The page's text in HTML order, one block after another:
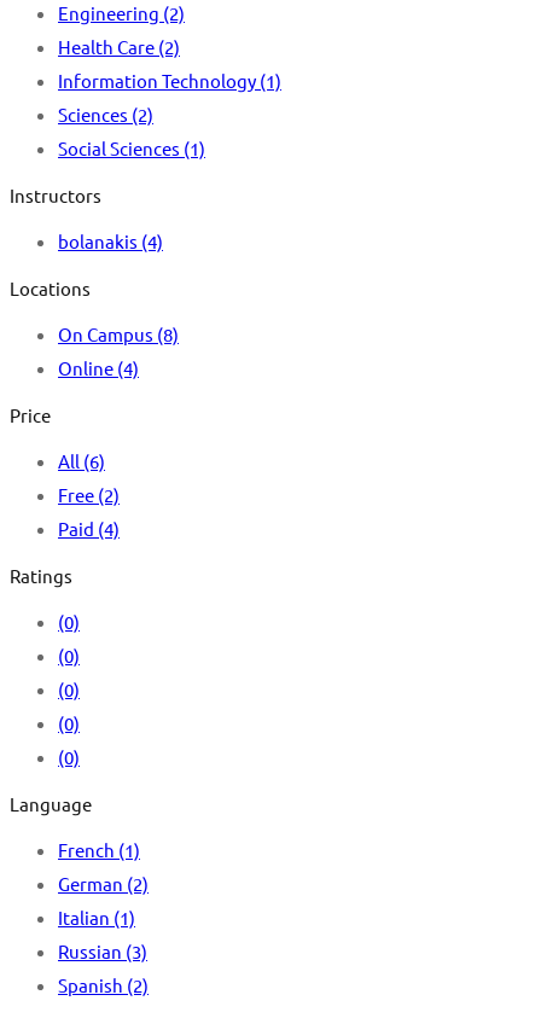
Engineering (2)
Health Care (2)
Information Technology (1)
Sciences (2)
Social Sciences (1)
Instructors
bolanakis (4)
Locations
On Campus (8)
Online (4)
Price
All (6)
Free (2)
Paid (4)
Ratings
(0)
(0)
(0)
(0)
(0)
Language
French (1)
German (2)
Italian (1)
Russian (3)
Spanish (2)